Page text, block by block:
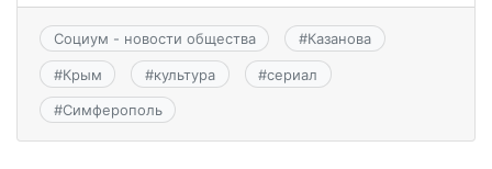
Социум - новости общества #Казанова
#Крым #культура #сериал
#Симферополь